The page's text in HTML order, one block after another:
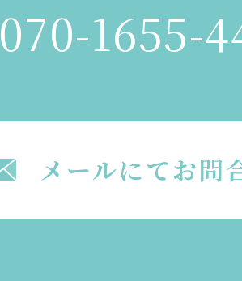
070-1655-
メールにてお問